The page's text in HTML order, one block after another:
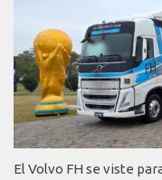
El Volvo FH se viste